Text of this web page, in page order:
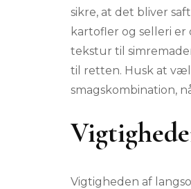
sikre, at det bliver
kartofler og selleri
tekstur til
til retten. Husk at
smagskombination,
Vigtigheden af